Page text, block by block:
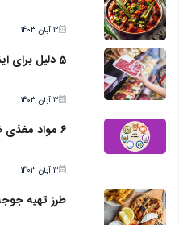
12 آبان 1403
5 دلیل برای اینکه بسته بندی گوشت مهم است
12 آبان 1403
6 مواد مغذی ضروری برای بدن چیست؟
12 آبان 1403
طرز تهیه